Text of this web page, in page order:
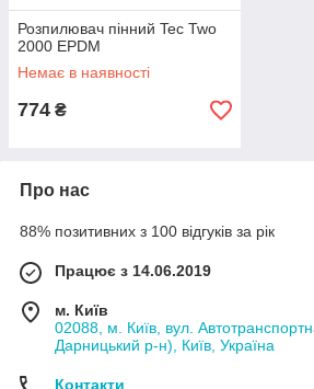
Розпилювач пінний Tec Two
2000 EPDM
Немає в наявності
774 ₴
Про нас
88% позитивних з 100 відгуків за рік
Працює з 14.06.2019
м. Київ
02088, м. Київ, вул.
Дарницький р-н), Київ, Україна
Контакти